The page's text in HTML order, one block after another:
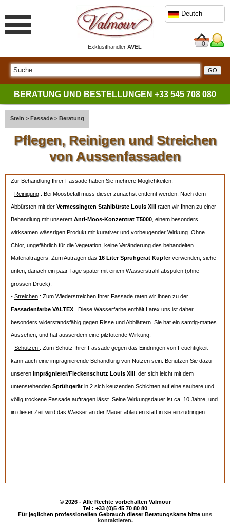
ExklusifhändlerAVEL
Deutch
0
BERATUNG UND BESTELLUNGEN +33 545 708 080
Stein > Fassade > Beratung
Pflegen, Reinigen und Streichen
von Aussenfassaden
Zur Behandlung Ihrer Fassade haben Sie mehrere Möglichkeiten:
- Reinigung : Bei Moosbefall muss dieser zunächst entfernt werden. Nach dem
Abbürsten mit der Vermessingten Stahlbürste Louis XIII raten wir Ihnen zu einer
Behandlung mit unserem Anti-Moos-Konzentrat T5000 , einem besonders
wirksamen wässrigen Produkt mit kurativer und vorbeugender Wirkung. Ohne
Chlor, ungefährlich für die Vegetation, keine Veränderung des behandelten
Materialträgers. Zum Autragen das 16 Liter Sprühgerät Kupferverwenden, siehe
unten, danach ein paar Tage später mit einem Wasserstrahl abspülen (ohne
grossen Druck).
- Streichen : Zum Wiederstreichen Ihrer Fassade raten wir ihnen zu der
Fassadenfarbe VALTEX . Diese Wasserfarbe enthält Latex uns ist daher
besonders widerstandsfähig gegen Risse und Abblättern. Sie hat ein samtig-mattes
Aussehen, und hat ausserdem eine pilztötende Wirkung.
- Schützen : Zum Schutz Ihrer Fassade gegen das Eindringen von Feuchtigkeit
kann auch eine imprägnierende Behandlung von Nutzen sein. Benutzen Sie dazu
unseren Imprägnierer/Fleckenschutz Louis XIII, der sich leicht mit dem
untenstehenden Sprühgerät in 2 sich keuzenden Schichten auf eine saubere und
völlig trockene Fassade auftragen lässt. Seine Wirkungsdauer ist ca. 10 Jahre, und
iin dieser Zeit wird das Wasser an der Mauer ablaufen statt in sie einzudringen.
© 2026 - Alle Rechte vorbehalten Valmour
Tel : +33 (0)5 45 70 80 80
Für jeglichen professionellen Gebrauch dieser Beratungskarte bitte uns
kontaktieren.